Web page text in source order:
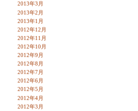
2013年3月
2013年2月
2013年1月
2012年12月
2012年11月
2012年10月
2012年9月
2012年8月
2012年7月
2012年6月
2012年5月
2012年4月
2012年3月